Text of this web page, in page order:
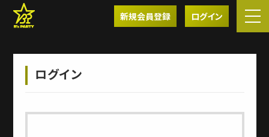
新規会員登録 ログイン
ログイン